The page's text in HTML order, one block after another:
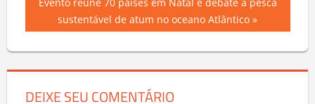
de
Post
Next
Post:
Evento reúne 70 países em Natal e debate a pesca
sustentável de atum no oceano Atlântico